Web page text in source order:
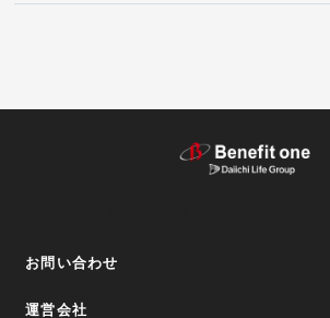
お問い合わせ
運営会社